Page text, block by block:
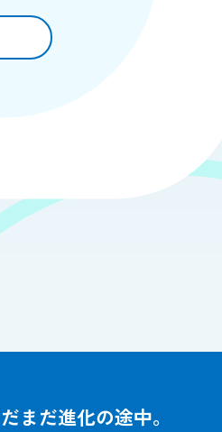
まだ進化の途中。